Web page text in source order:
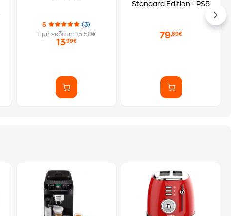
5
(3)
Τιμή εκδότη: 15.50€
13,99€
Standard Edition - PS5
79,89€